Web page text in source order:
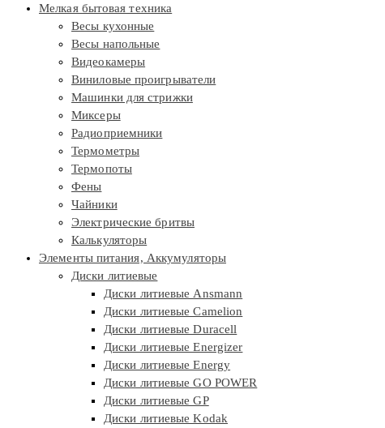
Мелкая бытовая техника
Весы кухонные
Весы напольные
Видеокамеры
Виниловые проигрыватели
Машинки для стрижки
Миксеры
Радиоприемники
Термометры
Термопоты
Фены
Чайники
Электрические бритвы
Калькуляторы
Элементы питания, Аккумуляторы
Диски литиевые
Диски литиевые Ansmann
Диски литиевые Camelion
Диски литиевые Duracell
Диски литиевые Energizer
Диски литиевые Energy
Диски литиевые GO POWER
Диски литиевые GP
Диски литиевые Kodak